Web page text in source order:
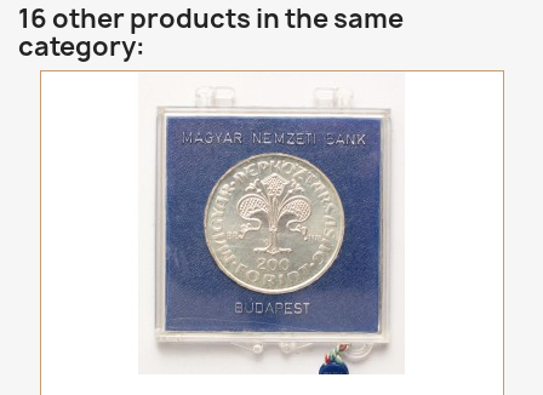
16 other products in the same
category: